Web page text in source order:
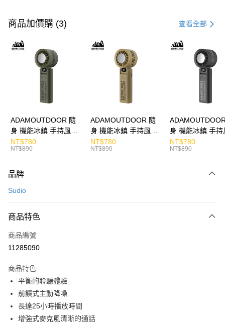
信用卡一次付款
LINE Pay
Apple Pay
運送方式
免運費
付款後7-11取貨
宅配
每筆NT$130，滿NT$399(含以上)免運費
商品加價購 (3) 查看全部
ADAMOUTDOOR 隨
身 機能冰鎮 手持風扇
掛繩
NT$780
NT$890
ADAMOUTDOOR 隨
身 機能冰鎮 手持風扇
掛繩
NT$780
NT$890
身 機能冰鎮 手持
掛繩
NT$780
NT$890
品牌
Sudio
商品特色
商品編號
11285090
商品特色
平衡的聆聽體驗
前饋式主動降噪
長達25小時播放時間
增強式麥克風清晰的通話